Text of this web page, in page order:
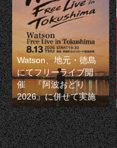
Watson、地元・徳島
にてフリーライブ開
催 『阿波おどり
2026』に併せて実施